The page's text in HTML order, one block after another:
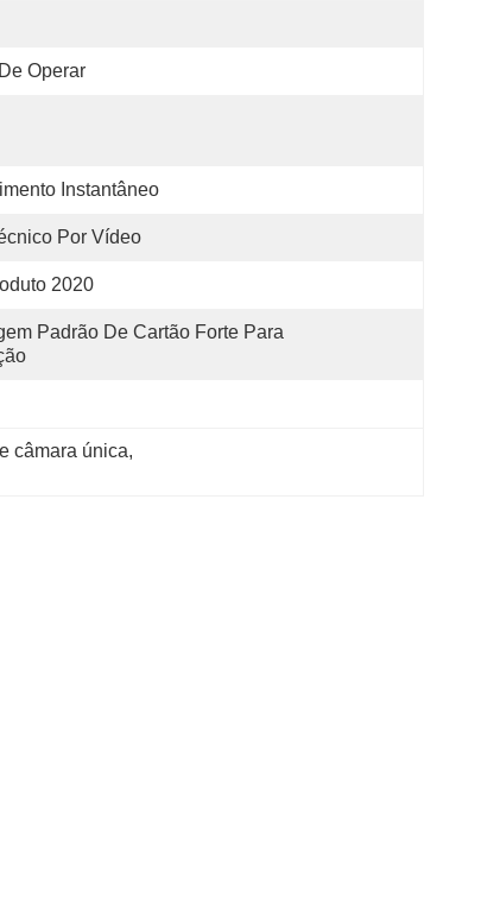
Operar
Instantâneo
Por Vídeo
2020
Padrão De Cartão Forte Para
câmara única,